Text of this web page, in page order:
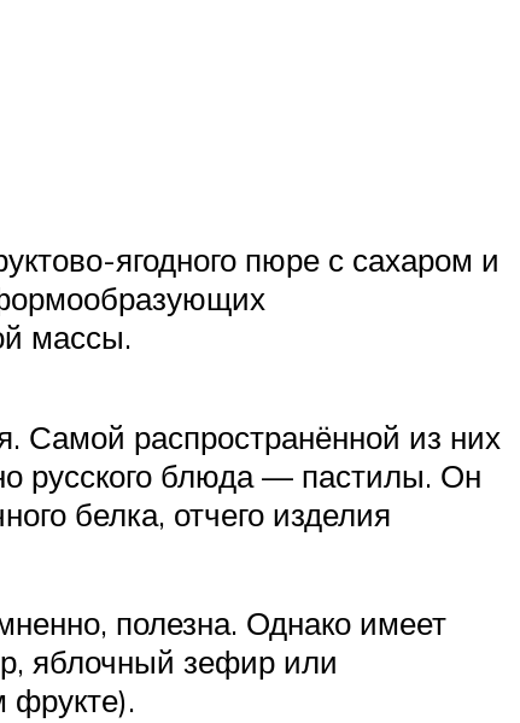
ягодного пюре с сахаром и
массы.
Самой распространённой из них
русского блюда — пастилы. Он
белка, отчего изделия
полезна. Однако имеет
яблочный зефир или
фрукте).